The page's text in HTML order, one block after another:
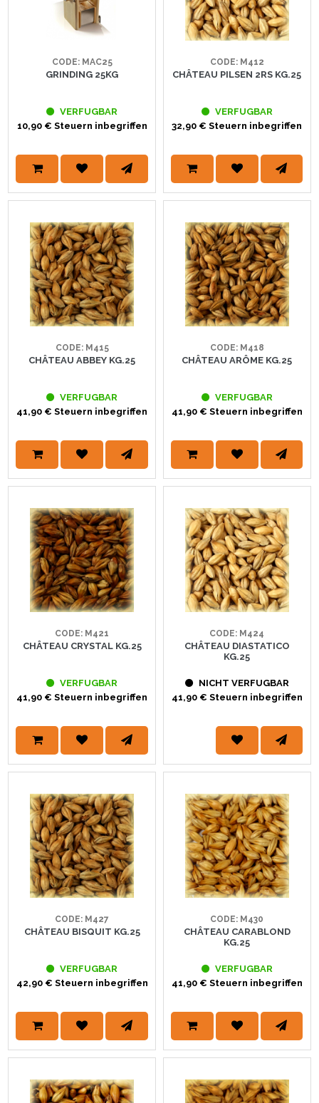
CODE: MAC25
GRINDING 25KG
VERFUGBAR
10,90 € Steuern inbegriffen
CODE: M412
CHÂTEAU PILSEN 2RS KG.25
VERFUGBAR
32,90 € Steuern inbegriffen
CODE: M415
CHÂTEAU ABBEY KG.25
VERFUGBAR
41,90 € Steuern inbegriffen
CODE: M418
CHÂTEAU ARÔME KG.25
VERFUGBAR
41,90 € Steuern inbegriffen
CODE: M421
CHÂTEAU CRYSTAL KG.25
VERFUGBAR
41,90 € Steuern inbegriffen
CODE: M424
CHÂTEAU DIASTATICO
KG.25
NICHT VERFUGBAR
41,90 € Steuern inbegriffen
CODE: M427
CHÂTEAU BISQUIT KG.25
VERFUGBAR
42,90 € Steuern inbegriffen
CODE: M430
CHÂTEAU CARABLOND
KG.25
VERFUGBAR
41,90 € Steuern inbegriffen